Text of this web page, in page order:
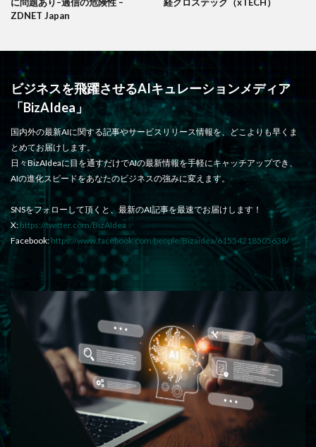
ZDNET Japan
ビジネスを飛躍させるAIキュレーションメディア
「BizAIdea」
国内外の最新AIに関する記事やサービスリリース情報を、どこよりも早くま
とめてお届けします。
日々BizAIdeaに目を通すだけでAIの最新情報を手軽にキャッチアップでき、
AIの進化スピードをあなたのビジネスの強みに変えます。
SNSをフォローして頂くと、最新のAI記事を最速でお届けします！
X: https://twitter.com/BizAIdea
Facebook: https://www.facebook.com/people/Bizaidea/61554218505638/